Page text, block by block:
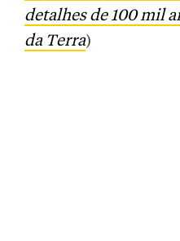
detalhes de 100 mil
da Terra)